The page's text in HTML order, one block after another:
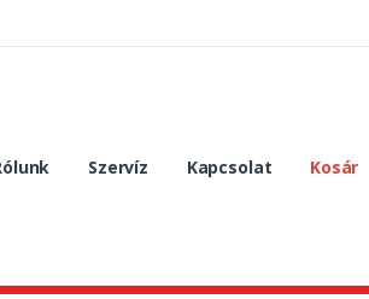
Szervíz Kapcsolat Kosár